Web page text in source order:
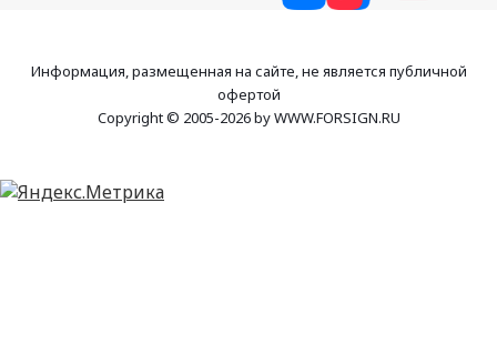
Информация, размещенная на сайте, не является публичной
офертой
Copyright © 2005-2026 by WWW.FORSIGN.RU